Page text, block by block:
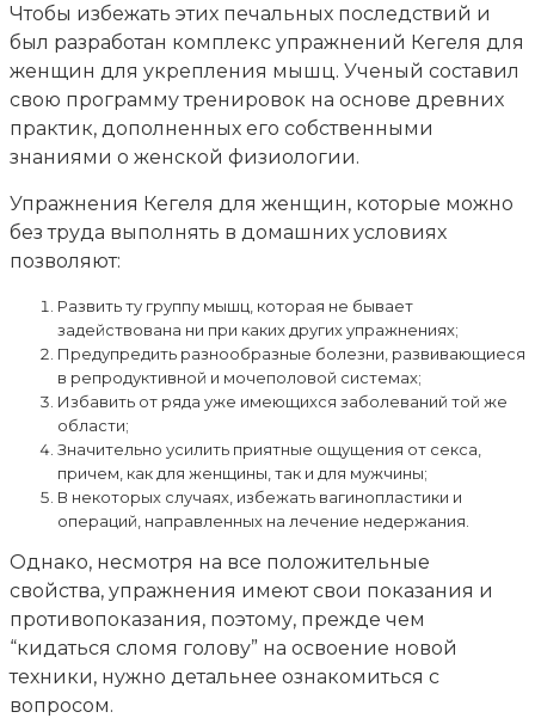
Чтобы избежать этих печальных последствий и
был разработан комплекс упражнений Кегеля для
женщин для укрепления мышц. Ученый составил
свою программу тренировок на основе древних
практик, дополненных его собственными
знаниями о женской физиологии.
Упражнения Кегеля для женщин, которые можно
без труда выполнять в домашних условиях
позволяют:
Развить ту группу мышц, которая не бывает
задействована ни при каких других упражнениях;
Предупредить разнообразные болезни, развивающиеся
в репродуктивной и мочеполовой системах;
Избавить от ряда уже имеющихся заболеваний той же
области;
Значительно усилить приятные ощущения от секса,
причем, как для женщины, так и для мужчины;
В некоторых случаях, избежать вагинопластики и
операций, направленных на лечение недержания.
Однако, несмотря на все положительные
свойства, упражнения имеют свои показания и
противопоказания, поэтому, прежде чем
“кидаться сломя голову” на освоение новой
техники, нужно детальнее ознакомиться с
вопросом.